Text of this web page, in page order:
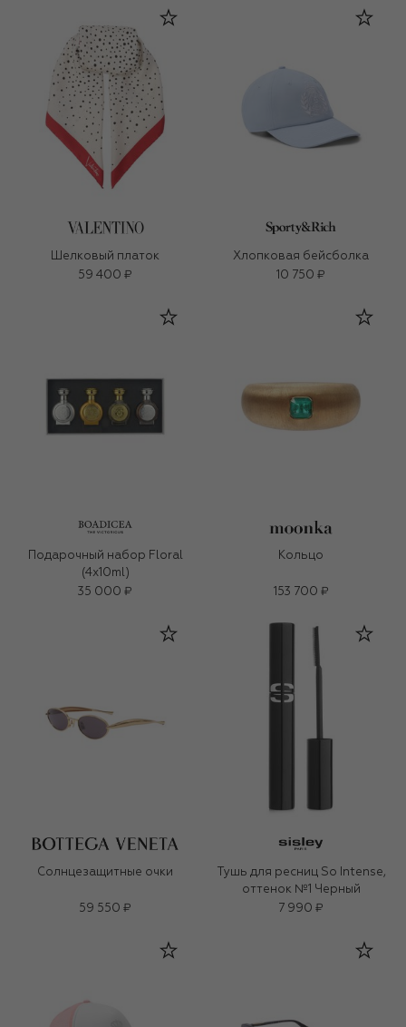
Шелковый платок
59 400 ₽
Хлопковая бейсболка
10 750 ₽
Подарочный набор Floral
(4x10ml)
35 000 ₽
Кольцо
153 700 ₽
Солнцезащитные очки
59 550 ₽
Тушь для ресниц So Intense,
оттенок №1 Черный
7 990 ₽